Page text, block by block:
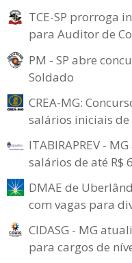
TCE-SP prorroga
para Auditor de
PM - SP abre
Soldado
CREA-MG:
salários iniciais de
ITABIRAPREV -
salários de até R$
DMAE de
com vagas para
CIDASG - MG
para cargos de